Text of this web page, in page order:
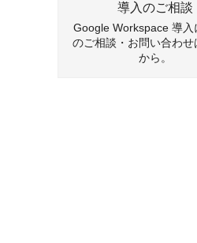
導入のご相談
Google Workspace 導入
のご相談・お問い合わせ
から。